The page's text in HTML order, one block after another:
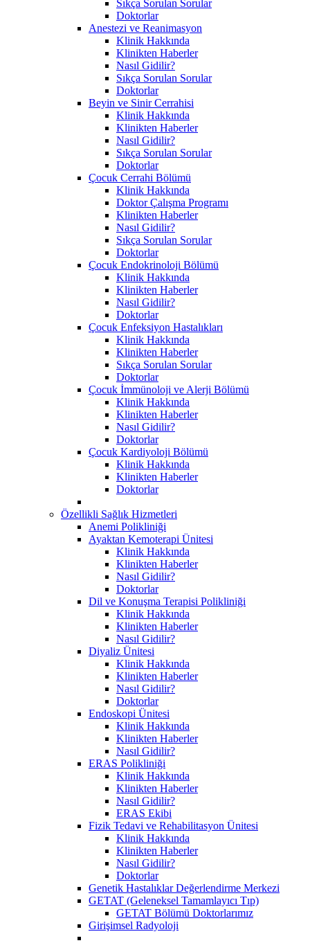
Sıkça Sorulan Sorular
Doktorlar
Anestezi ve Reanimasyon
Klinik Hakkında
Klinikten Haberler
Nasıl Gidilir?
Sıkça Sorulan Sorular
Doktorlar
Beyin ve Sinir Cerrahisi
Klinik Hakkında
Klinikten Haberler
Nasıl Gidilir?
Sıkça Sorulan Sorular
Doktorlar
Çocuk Cerrahi Bölümü
Klinik Hakkında
Doktor Çalışma Programı
Klinikten Haberler
Nasıl Gidilir?
Sıkça Sorulan Sorular
Doktorlar
Çocuk Endokrinoloji Bölümü
Klinik Hakkında
Klinikten Haberler
Nasıl Gidilir?
Doktorlar
Çocuk Enfeksiyon Hastalıkları
Klinik Hakkında
Klinikten Haberler
Sıkça Sorulan Sorular
Doktorlar
Çocuk İmmünoloji ve Alerji Bölümü
Klinik Hakkında
Klinikten Haberler
Nasıl Gidilir?
Doktorlar
Çocuk Kardiyoloji Bölümü
Klinik Hakkında
Klinikten Haberler
Doktorlar
Özellikli Sağlık Hizmetleri
Anemi Polikliniği
Ayaktan Kemoterapi Ünitesi
Klinik Hakkında
Klinikten Haberler
Nasıl Gidilir?
Doktorlar
Dil ve Konuşma Terapisi Polikliniği
Klinik Hakkında
Klinikten Haberler
Nasıl Gidilir?
Diyaliz Ünitesi
Klinik Hakkında
Klinikten Haberler
Nasıl Gidilir?
Doktorlar
Endoskopi Ünitesi
Klinik Hakkında
Klinikten Haberler
Nasıl Gidilir?
ERAS Polikliniği
Klinik Hakkında
Klinikten Haberler
Nasıl Gidilir?
ERAS Ekibi
Fizik Tedavi ve Rehabilitasyon Ünitesi
Klinik Hakkında
Klinikten Haberler
Nasıl Gidilir?
Doktorlar
Genetik Hastalıklar Değerlendirme Merkezi
GETAT (Geleneksel Tamamlayıcı Tıp)
GETAT Bölümü Doktorlarımız
Girişimsel Radyoloji